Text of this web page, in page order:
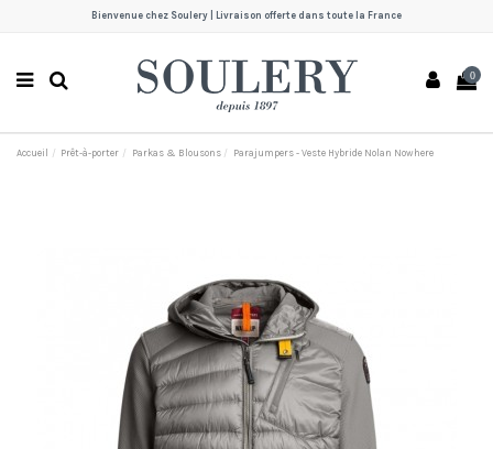
Bienvenue chez Soulery | Livraison offerte dans toute la France
0
Accueil Prêt-à-porter Parkas & Blousons Parajumpers - Veste Hybride Nolan Nowhere